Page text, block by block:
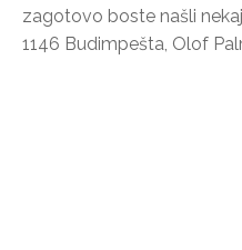
zagotovo boste našli
1146 Budimpešta, Olof